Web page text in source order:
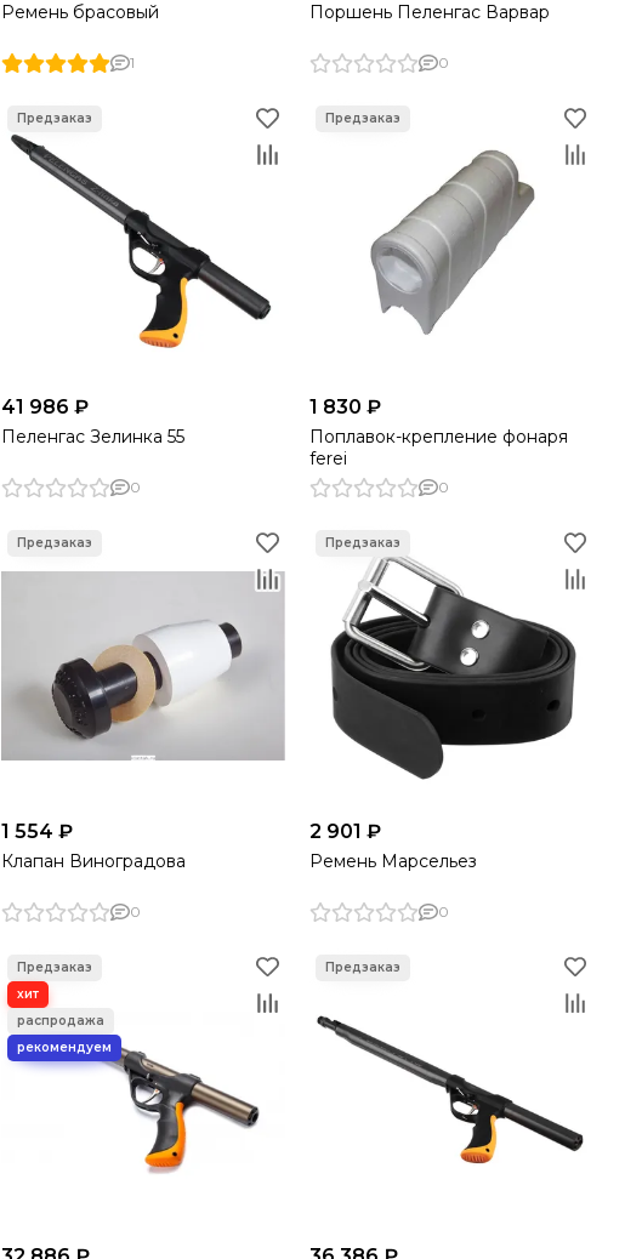
Ремень брасовый
1
Поршень Пеленгас Варвар
0
41 986 ₽
Пеленгас Зелинка 55
0
1 830 ₽
Поплавок-крепление фонаря
ferei
0
1 554 ₽
Клапан Виноградова
0
2 901 ₽
Ремень Марсельез
0